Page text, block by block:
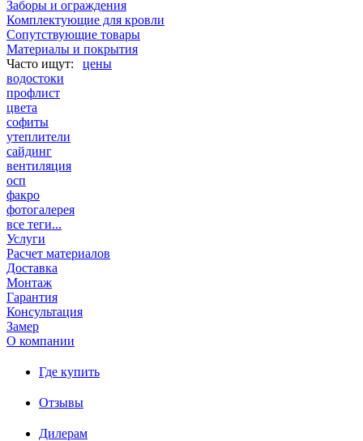
Заборы и ограждения
Комплектующие для кровли
Сопутствующие товары
Материалы и покрытия
цены
водостоки
профлист
цвета
софиты
утеплители
сайдинг
вентиляция
осп
факро
фотогалерея
все теги...
Услуги
Расчет материалов
Доставка
Монтаж
Гарантия
Консультация
Замер
О компании
Где купить
Отзывы
Дилерам